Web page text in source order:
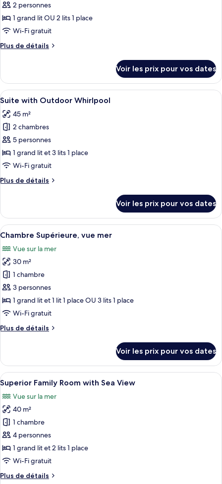
ce
type
de
chambre :
Chambre
mer
2 personnes
1 grand lit OU 2 lits 1 place
Wi-Fi gratuit
Plus de détails
Plus
le
type
de
Chambre
Standard,
vue
mer
Voir les prix pour vos dates
Afficher
toutes
les
photos
pour
ce
type
chambre :
Outdoor
Whirlpool
Une chambre d’hôtel avec un lit, un
12
Suite with Outdoor Whirlpool
45 m²
2 chambres
5 personnes
1 grand lit et 3 lits 1 place
Wi-Fi gratuit
Plus de détails
Plus
le
type
de
Suite
with
Outdoor
Whirlpool
Voir les prix pour vos dates
Afficher
toutes
les
photos
pour
ce
type
de
chambre :
Chambre
mer
Une chambre d’hôtel moderne
5
Chambre Supérieure, vue mer
Vue sur la mer
30 m²
1 chambre
3 personnes
1 grand lit et 1 lit 1 place OU 3 lits 1 place
Wi-Fi gratuit
Plus de détails
Plus
le
type
de
chambre
Chambre
Supérieure,
vue
mer
Voir les prix pour vos dates
Afficher
toutes
les
photos
pour
ce
type
de
chambre :
Superior
Une chambre d’hôtel moderne
5
Superior Family Room with Sea View
Vue sur la mer
40 m²
1 chambre
4 personnes
1 grand lit et 2 lits 1 place
Wi-Fi gratuit
Plus de détails
Plus